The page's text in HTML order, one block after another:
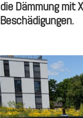
die Dämmung mit
Beschädigungen.